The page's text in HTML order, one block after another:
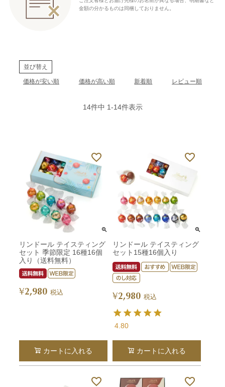
金額の分かるものは同梱しておりません。
並び替え
価格が安い順 価格が高い順 新着順 レビュー順
14件中 1-14件表示
リンドール テイスティング
セット 季節限定 16種16個
入り（送料無料）
¥2,980 税込
カートに入れる
リンドール テイスティング
セット15種16個入り
¥2,980 税込
4.80
カートに入れる